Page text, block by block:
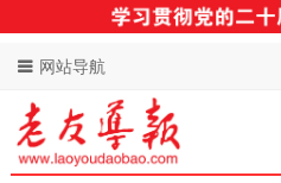
网站导航